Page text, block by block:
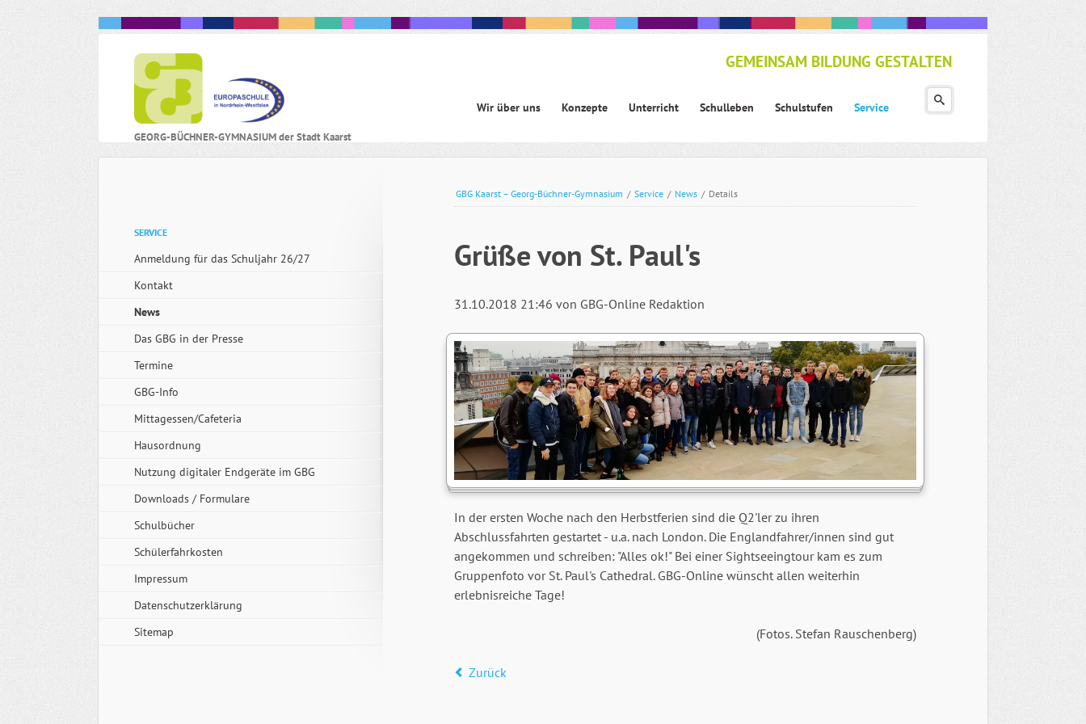
GEORG-BÜCHNER-GYMNASIUM der Stadt Kaarst
Navigation
Wir über uns Konzepte Unterricht Schulleben Schulstufen Service
Navigation
GEMEINSAM BILDUNG GESTALTEN
GBG Kaarst – Georg-Büchner-Gymnasium / Service / News / Details
Grüße von St. Paul's
31.10.2018 21:46 von GBG-Online Redaktion
In der ersten Woche nach den Herbstferien sind die Q2'ler zu ihren
Abschlussfahrten gestartet - u.a. nach London. Die Englandfahrer/innen sind gut
angekommen und schreiben: "Alles ok!" Bei einer Sightseeingtour kam es zum
Gruppenfoto vor St. Paul's Cathedral. GBG-Online wünscht allen weiterhin
erlebnisreiche Tage!
(Fotos. Stefan Rauschenberg)
Zurück
Navigation
SERVICE
Anmeldung für das Schuljahr 26/27
Kontakt
News
Das GBG in der Presse
Termine
GBG-Info
Mittagessen/Cafeteria
Hausordnung
Nutzung digitaler Endgeräte im GBG
Downloads / Formulare
Schulbücher
Schülerfahrkosten
Impressum
Datenschutzerklärung
Sitemap